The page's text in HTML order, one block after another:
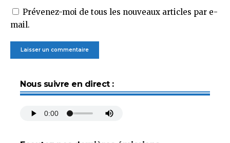
Prévenez-moi de tous les nouveaux articles par e-
mail.
Nous suivre en direct :